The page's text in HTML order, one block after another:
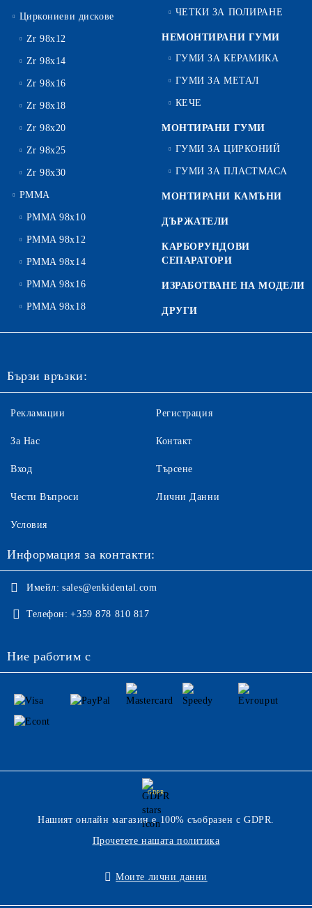
Циркониеви дискове
Zr 98x12
Zr 98x14
Zr 98x16
Zr 98x18
Zr 98x20
Zr 98x25
Zr 98x30
PMMA
PMMA 98x10
PMMA 98x12
PMMA 98x14
PMMA 98x16
PMMA 98x18
ЧЕТКИ ЗА ПОЛИРАНЕ
НЕМОНТИРАНИ ГУМИ
ГУМИ ЗА КЕРАМИКА
ГУМИ ЗА МЕТАЛ
КЕЧЕ
МОНТИРАНИ ГУМИ
ГУМИ ЗА ЦИРКОНИЙ
ГУМИ ЗА ПЛАСТМАСА
МОНТИРАНИ КАМЪНИ
ДЪРЖАТЕЛИ
КАРБОРУНДОВИ
СЕПАРАТОРИ
ИЗРАБОТВАНЕ НА МОДЕЛИ
ДРУГИ
Бързи връзки:
Рекламации
За Нас
Вход
Чести Въпроси
Регистрация
Контакт
Търсене
Лични Данни
Условия
Информация за контакти:
Имейл: sales@enkidental.com
Телефон: +359 878 810 817
Ние работим с
GDPR
Нашият онлайн магазин е 100% съобразен с GDPR.
Прочетете нашата политика
Моите лични данни